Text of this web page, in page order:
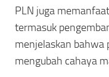
PLN juga
termasuk
menjelaskan bahwa
mengubah cahaya